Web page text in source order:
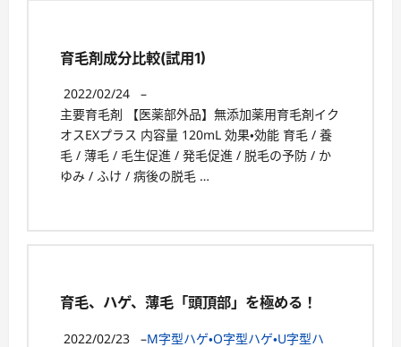
育毛剤成分比較(試用1)
2022/02/24
–
主要育毛剤 【医薬部外品】無添加薬用育毛剤イク
オスEXプラス 内容量 120mL 効果・効能 育毛 / 養
毛 / 薄毛 / 毛生促進 / 発毛促進 / 脱毛の予防 / か
ゆみ / ふけ / 病後の脱毛 …
育毛、ハゲ、薄毛「頭頂部」を極める！
2022/02/23 –M字型ハゲ・O字型ハゲ・U字型ハ